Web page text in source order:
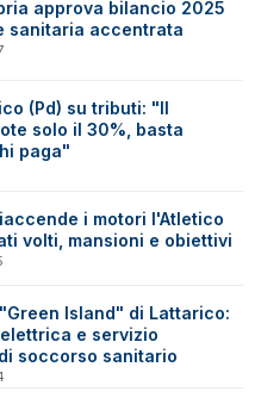
approva bilancio 2025
sanitaria accentrata
(Pd) su tributi: "Il
solo il 30%, basta
paga"
i motori l'Atletico
volti, mansioni e obiettivi
Island" di Lattarico:
e servizio
soccorso sanitario